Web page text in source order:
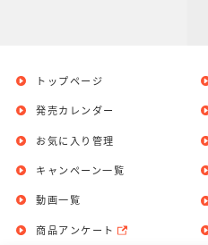
トップページ
発売カレンダー
お気に入り管理
キャンペーン一覧
動画一覧
商品アンケート